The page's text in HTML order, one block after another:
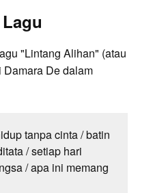
"Lintang Alihan" (atau
De dalam
tanpa cinta / batin
/ setiap hari
/ apa ini memang